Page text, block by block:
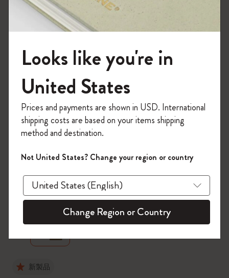
zoom.cta
新製品
モレスキンの世界へようこそ
「WELCOME10」を入力すると、初回注
文が10%オフ＋送料無料になります。セ
ール・アウトレット品は適用外。
Moleskineアカウントを作成して限定オフ
ァーや会員特典、さらに多くのインスピ
レーションを手に入れましょう。
今すぐ会員登録 !
Looks like you're in
United States
Prices and payments are shown in USD. International
shipping costs are based on your items shipping
method and destination.
Not United States? Change your region or country
Change Region or Country